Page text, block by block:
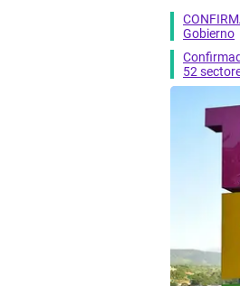
Gobierno
52